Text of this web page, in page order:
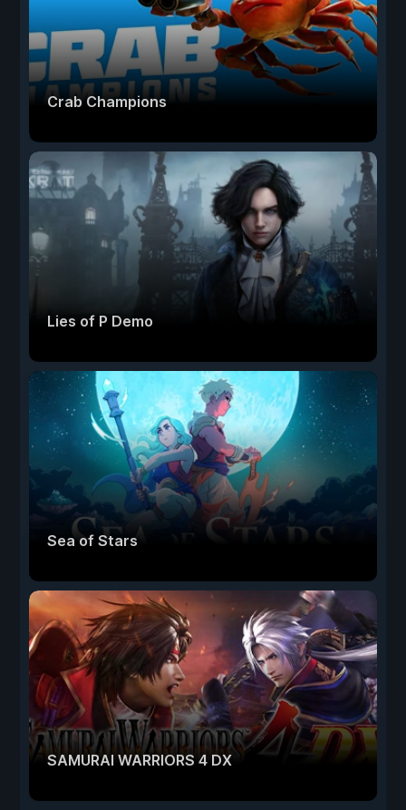
Crab Champions
Lies of P Demo
Sea of Stars
SAMURAI WARRIORS 4 DX